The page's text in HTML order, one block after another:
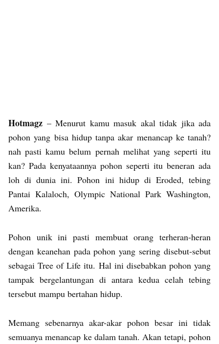
Hotmagz – Menurut kamu masuk akal tidak jika ada
pohon yang bisa hidup tanpa akar menancap ke tanah?
nah pasti kamu belum pernah melihat yang seperti itu
kan? Pada kenyataannya pohon seperti itu beneran ada
loh di dunia ini. Pohon ini hidup di Eroded, tebing
Pantai Kalaloch, Olympic National Park Washington,
Amerika.
Pohon unik ini pasti membuat orang terheran-heran
dengan keanehan pada pohon yang sering disebut-sebut
sebagai Tree of Life itu. Hal ini disebabkan pohon yang
tampak bergelantungan di antara kedua celah tebing
tersebut mampu bertahan hidup.
Memang sebenarnya akar-akar pohon besar ini tidak
semuanya menancap ke dalam tanah. Akan tetapi, pohon